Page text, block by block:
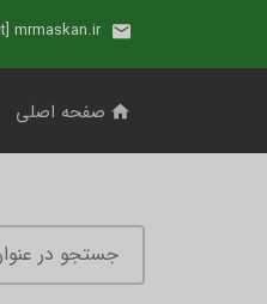
mrmaskan.ir
صفحه اصلی